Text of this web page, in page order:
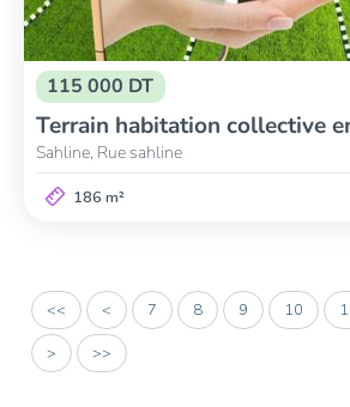
115 000 DT
Terrain habitation collective
Sahline, Rue sahline
186 m²
<< < 7 8 9 10
>
>>